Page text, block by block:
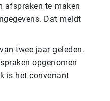
afspraken te maken
Dat meldt
twee jaar geleden.
opgenomen
is het convenant